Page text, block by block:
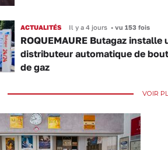
ACTUALITÉS Il y a 4 jours •vu 153 fois
ROQUEMAURE Butagaz installe
distributeur automatique de
de gaz
VOIR